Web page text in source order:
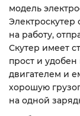
модель
Электроскутер
на работу,
Скутер имеет
прост и
двигателем и
хорошую
на одной